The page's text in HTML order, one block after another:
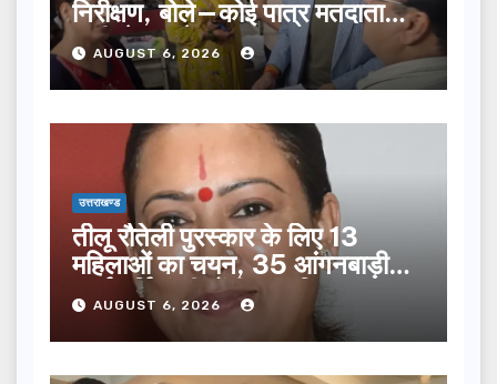
निरीक्षण, बोले—कोई पात्र मतदाता
सूची से न छूटे…
AUGUST 6, 2026
उत्तराखण्ड
तीलू रौतेली पुरस्कार के लिए 13
महिलाओं का चयन, 35 आंगनबाड़ी
कार्यकर्तियां भी होंगी सम्मानित…
AUGUST 6, 2026